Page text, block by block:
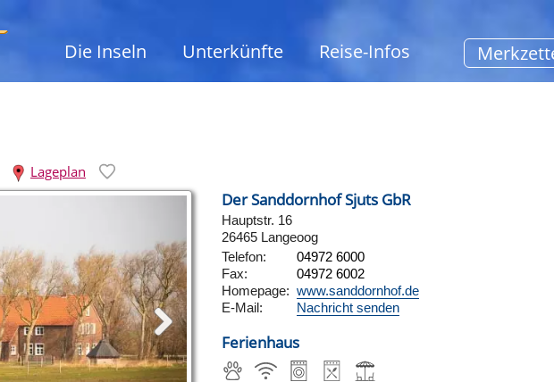
Die Inseln Unterkünfte Reise-Infos
Lageplan
Der Sanddornhof Sjuts GbR
Hauptstr. 16
26465 Langeoog
Telefon:
04972 6000
Fax:
04972 6002
Homepage: www.sanddornhof.de
E-Mail:
Nachricht senden
Ferienhaus